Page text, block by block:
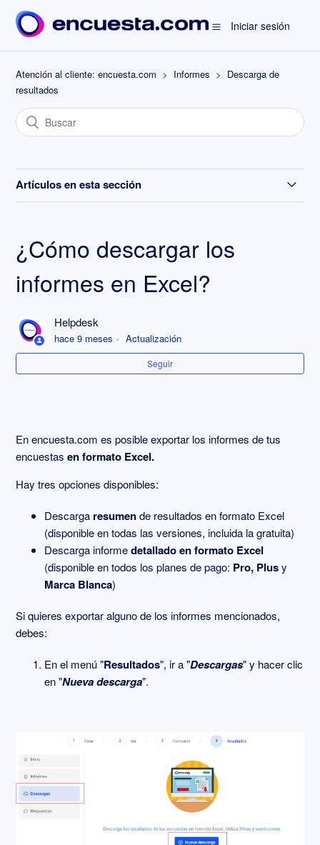
Iniciar sesión
Atención al cliente: encuesta.com Informes
Descarga de
resultados
Artículos en esta sección
¿Cómo descargar los informes en Excel?
Ver respuestas de forma individual
Informe en gráficos
Consultar el reporte de un envío o campaña
Compartir descarga de excel detallado o resumido
Filtrar informes y descargas
Descargar el informe en PDF
Ver sólo respuestas finalizadas
Más información
¿Cómo descargar los
informes en Excel?
Helpdesk
hace 9 meses Actualización
Seguir
Enencuesta.com es posible exportar los informes de tus
encuestasen formato Excel.
Hay tres opciones disponibles:
Descarga resumende resultados en formato Excel
(disponible en todas las versiones, incluida la gratuita)
Descarga informedetalladoen formato Excel
(disponible en todos los planes de pago: Pro, Plusy
Marca Blanca)
Si quieres exportar alguno de los informes mencionados,
debes:
En el menú "Resultados", ir a "Descargas" y hacer clic
en "Nueva descarga".